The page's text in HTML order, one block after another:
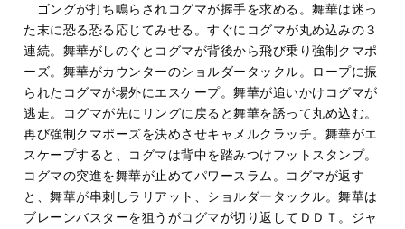
ゴングが打ち鳴らされコグマが握手を求める。舞華は迷っ
た末に恐る恐る応じてみせる。すぐにコグマが丸め込みの３
連続。舞華がしのぐとコグマが背後から飛び乗り強制クマポ
ーズ。舞華がカウンターのショルダータックル。ロープに振
られたコグマが場外にエスケープ。舞華が追いかけコグマが
逃走。コグマが先にリングに戻ると舞華を誘って丸め込む。
再び強制クマポーズを決めさせキャメルクラッチ。舞華がエ
スケープすると、コグマは背中を踏みつけフットスタンプ。
コグマの突進を舞華が止めてパワースラム。コグマが返す
と、舞華が串刺しラリアット、ショルダータックル。舞華は
ブレーンバスターを狙うがコグマが切り返してＤＤＴ。ジャ